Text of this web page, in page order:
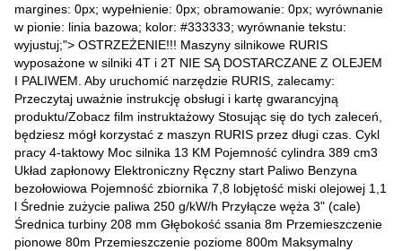
margines: 0px; wypełnienie: 0px; obramowanie: 0px; wyrównanie
w pionie: linia bazowa; kolor: #333333; wyrównanie tekstu:
wyjustuj;"> OSTRZEŻENIE!!! Maszyny silnikowe RURIS
wyposażone w silniki 4T i 2T NIE SĄ DOSTARCZANE Z OLEJEM
I PALIWEM. Aby uruchomić narzędzie RURIS, zalecamy:
Przeczytaj uważnie instrukcję obsługi i kartę gwarancyjną
produktu/Zobacz film instruktażowy Stosując się do tych zaleceń,
będziesz mógł korzystać z maszyn RURIS przez długi czas. Cykl
pracy 4-taktowy Moc silnika 13 KM Pojemność cylindra 389 cm3
Układ zapłonowy Elektroniczny Ręczny start Paliwo Benzyna
bezołowiowa Pojemność zbiornika 7,8 lobjętość miski olejowej 1,1
l Średnie zużycie paliwa 250 g/kW/h Przyłącze węża 3" (cale)
Średnica turbiny 208 mm Głębokość ssania 8m Przemieszczenie
pionowe 80m Przemieszczenie poziome 800m Maksymalny